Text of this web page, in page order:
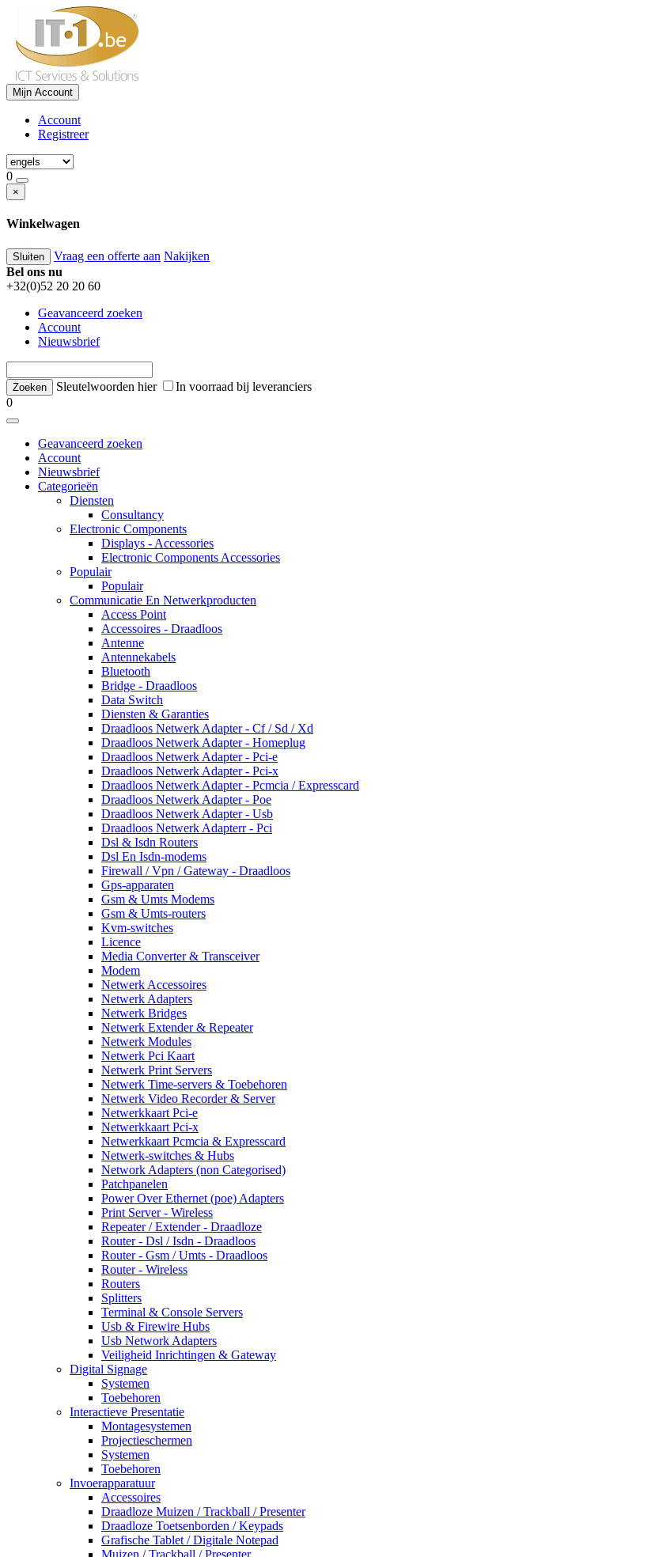
Mijn Account
Account
Registreer
0
×
Winkelwagen
Sluiten Vraag een offerte aan Nakijken
Bel ons nu
+32(0)52 20 20 60
Geavanceerd zoeken
Account
Nieuwsbrief
Sleutelwoorden hier
In voorraad bij leveranciers
0
Geavanceerd zoeken
Account
Nieuwsbrief
Categorieën
Diensten
Consultancy
Electronic Components
Displays - Accessories
Electronic Components Accessories
Populair
Populair
Communicatie En Netwerkproducten
Access Point
Accessoires - Draadloos
Antenne
Antennekabels
Bluetooth
Bridge - Draadloos
Data Switch
Diensten & Garanties
Draadloos Netwerk Adapter - Cf / Sd / Xd
Draadloos Netwerk Adapter - Homeplug
Draadloos Netwerk Adapter - Pci-e
Draadloos Netwerk Adapter - Pci-x
Draadloos Netwerk Adapter - Pcmcia / Expresscard
Draadloos Netwerk Adapter - Poe
Draadloos Netwerk Adapter - Usb
Draadloos Netwerk Adapterr - Pci
Dsl & Isdn Routers
Dsl En Isdn-modems
Firewall / Vpn / Gateway - Draadloos
Gps-apparaten
Gsm & Umts Modems
Gsm & Umts-routers
Kvm-switches
Licence
Media Converter & Transceiver
Modem
Netwerk Accessoires
Netwerk Adapters
Netwerk Bridges
Netwerk Extender & Repeater
Netwerk Modules
Netwerk Pci Kaart
Netwerk Print Servers
Netwerk Time-servers & Toebehoren
Netwerk Video Recorder & Server
Netwerkkaart Pci-e
Netwerkkaart Pci-x
Netwerkkaart Pcmcia & Expresscard
Netwerk-switches & Hubs
Network Adapters (non Categorised)
Patchpanelen
Power Over Ethernet (poe) Adapters
Print Server - Wireless
Repeater / Extender - Draadloze
Router - Dsl / Isdn - Draadloos
Router - Gsm / Umts - Draadloos
Router - Wireless
Routers
Splitters
Terminal & Console Servers
Usb & Firewire Hubs
Usb Network Adapters
Veiligheid Inrichtingen & Gateway
Digital Signage
Systemen
Toebehoren
Interactieve Presentatie
Montagesystemen
Projectieschermen
Systemen
Toebehoren
Invoerapparatuur
Accessoires
Draadloze Muizen / Trackball / Presenter
Draadloze Toetsenborden / Keypads
Grafische Tablet / Digitale Notepad
Muizen / Trackball / Presenter